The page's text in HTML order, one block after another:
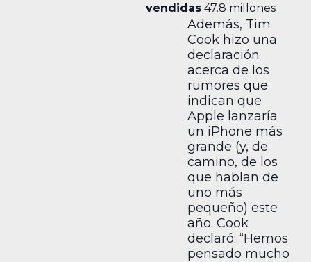
vendidas 47.8 millones
Además, Tim
Cook hizo una
declaración
acerca de los
rumores que
indican que
Apple lanzaría
un iPhone más
grande (y, de
camino, de los
que hablan de
uno más
pequeño) este
año. Cook
declaró: “Hemos
pensado mucho